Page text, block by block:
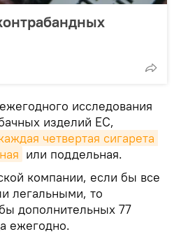
исследования
изделий ЕС,
четвертая сигарета
или поддельная.
компании, если бы все
легальными, то
дополнительных 77
ежегодно.